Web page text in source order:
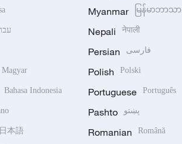
Magyar
Bahasa Indonesia
日本語
Myanmar မြန်မာဘာသာ
Nepali नेपाली
Persian فارسی
Polish Polski
Portuguese Português
Pashto پښتو
Romanian Română